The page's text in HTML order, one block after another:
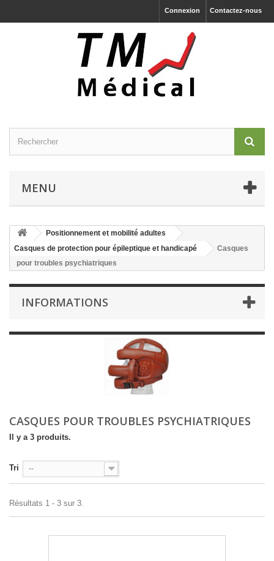
Contactez-nous
Connexion
MENU
Positionnement et mobilité adultes
Casques de protection pour épileptique et handicapé
Casques
pour troubles psychiatriques
INFORMATIONS
CASQUES POUR TROUBLES PSYCHIATRIQUES
Il y a 3 produits.
Tri --
Résultats 1 - 3 sur 3.